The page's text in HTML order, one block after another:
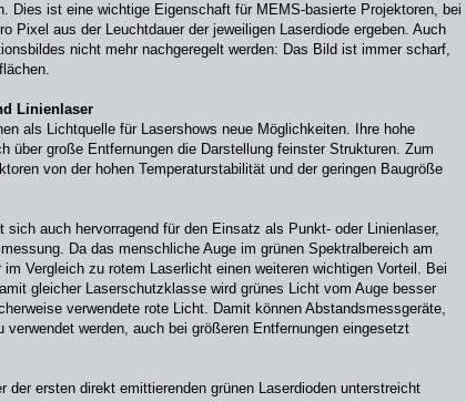
Dies ist eine wichtige Eigenschaft für MEMS-basierte Projektoren, bei
Pixel aus der Leuchtdauer der jeweiligen Laserdiode ergeben. Auch
nicht mehr nachgeregelt werden: Das Bild ist immer scharf,
Linienlaser
als Lichtquelle für Lasershows neue Möglichkeiten. Ihre hohe
über große Entfernungen die Darstellung feinster Strukturen. Zum
von der hohen Temperaturstabilität und der geringen Baugröße
sich auch hervorragend für den Einsatz als Punkt- oder Linienlaser,
Da das menschliche Auge im grünen Spektralbereich am
Vergleich zu rotem Laserlicht einen weiteren wichtigen Vorteil. Bei
gleicher Laserschutzklasse wird grünes Licht vom Auge besser
verwendete rote Licht. Damit können Abstandsmessgeräte,
verwendet werden, auch bei größeren Entfernungen eingesetzt
der ersten direkt emittierenden grünen Laserdioden unterstreicht